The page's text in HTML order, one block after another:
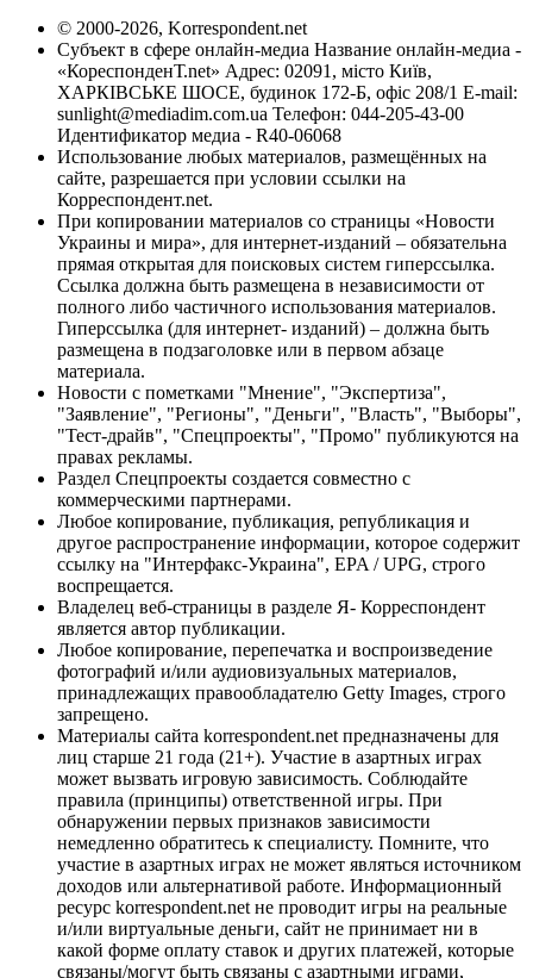
© 2000-2026, Korrespondent.net
Субъект в сфере онлайн-медиа Название онлайн-медиа -
«КореспонденТ.net» Адрес: 02091, місто Київ,
ХАРКІВСЬКЕ ШОСЕ, будинок 172-Б, офіс 208/1 E-mail:
sunlight@mediadim.com.ua Телефон: 044-205-43-00
Идентификатор медиа - R40-06068
Использование любых материалов, размещённых на
сайте, разрешается при условии ссылки на
Корреспондент.net.
При копировании материалов со страницы «Новости
Украины и мира», для интернет-изданий – обязательна
прямая открытая для поисковых систем гиперссылка.
Ссылка должна быть размещена в независимости от
полного либо частичного использования материалов.
Гиперссылка (для интернет- изданий) – должна быть
размещена в подзаголовке или в первом абзаце
материала.
Новости с пометками "Мнение", "Экспертиза",
"Заявление", "Регионы", "Деньги", "Власть", "Выборы",
"Тест-драйв", "Спецпроекты", "Промо" публикуются на
правах рекламы.
Раздел Спецпроекты создается совместно с
коммерческими партнерами.
Любое копирование, публикация, републикация и
другое распространение информации, которое содержит
ссылку на "Интерфакс-Украина", EPA / UPG, строго
воспрещается.
Владелец веб-страницы в разделе Я- Корреспондент
является автор публикации.
Любое копирование, перепечатка и воспроизведение
фотографий и/или аудиовизуальных материалов,
принадлежащих правообладателю Getty Images, строго
запрещено.
Материалы сайта korrespondent.net предназначены для
лиц старше 21 года (21+). Участие в азартных играх
может вызвать игровую зависимость. Соблюдайте
правила (принципы) ответственной игры. При
обнаружении первых признаков зависимости
немедленно обратитесь к специалисту. Помните, что
участие в азартных играх не может являться источником
доходов или альтернативой работе. Информационный
ресурс korrespondent.net не проводит игры на реальные
и/или виртуальные деньги, сайт не принимает ни в
какой форме оплату ставок и других платежей, которые
связаны/могут быть связаны с азартными играми,